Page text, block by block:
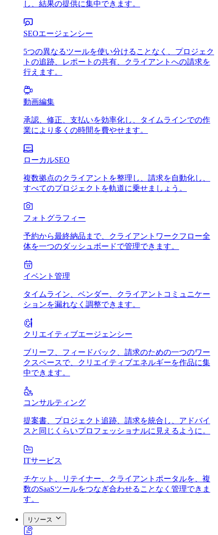
し、結果の提供に集中できます。
SEOエージェンシー
5つの異なるツールを使い分けることなく、プロジェク
トの追跡、レポートの共有、クライアントへの請求を
行えます。
動画編集
承認、修正、支払いを効率化し、タイムラインでの作
業により多くの時間を費やせます。
ローカルSEO
複数拠点のクライアントを整理し、請求を自動化し、
すべてのプロジェクトを軌道に乗せましょう。
フォトグラフィー
予約から最終納品まで、クライアントワークフロー全
体を一つのダッシュボードで管理できます。
イベント管理
タイムライン、ベンダー、クライアントコミュニケー
ションを漏れなく調整できます。
クリエイティブエージェンシー
ブリーフ、フィードバック、請求のための一つのワー
クスペースで、クリエイティブエネルギーを作品に集
中できます。
コンサルティング
提案書、プロジェクト追跡、請求を統合し、アドバイ
スと同じくらいプロフェッショナルに見えるように。
ITサービス
チケット、リテイナー、クライアントポータルを、複
数のSaaSツールをつなぎ合わせることなく管理できま
す。
リソース